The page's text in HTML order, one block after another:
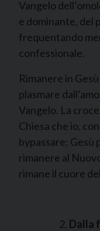
Vangelo
e dominante, del
frequentando
confessionale.
Rimanere in
plasmare
Vangelo. La
Chiesa che io,
bypassare; Gesù
rimanere al
rimane il cuore
Dalla